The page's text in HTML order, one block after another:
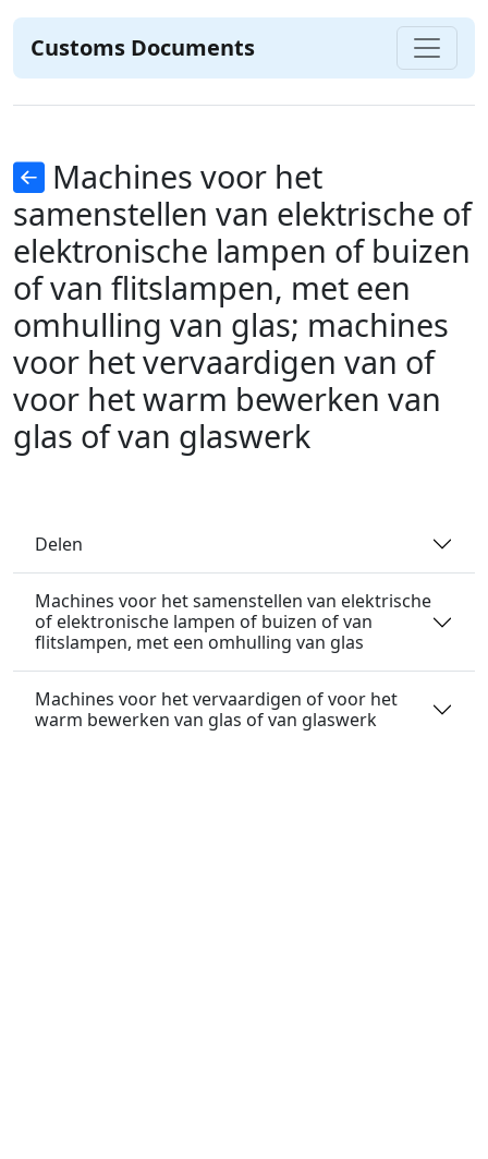
Customs Documents
Machines voor het
samenstellen van elektrische of
elektronische lampen of buizen
of van flitslampen, met een
omhulling van glas; machines
voor het vervaardigen van of
voor het warm bewerken van
glas of van glaswerk
Delen
Machines voor het samenstellen van elektrische
of elektronische lampen of buizen of van
flitslampen, met een omhulling van glas
Machines voor het vervaardigen of voor het
warm bewerken van glas of van glaswerk